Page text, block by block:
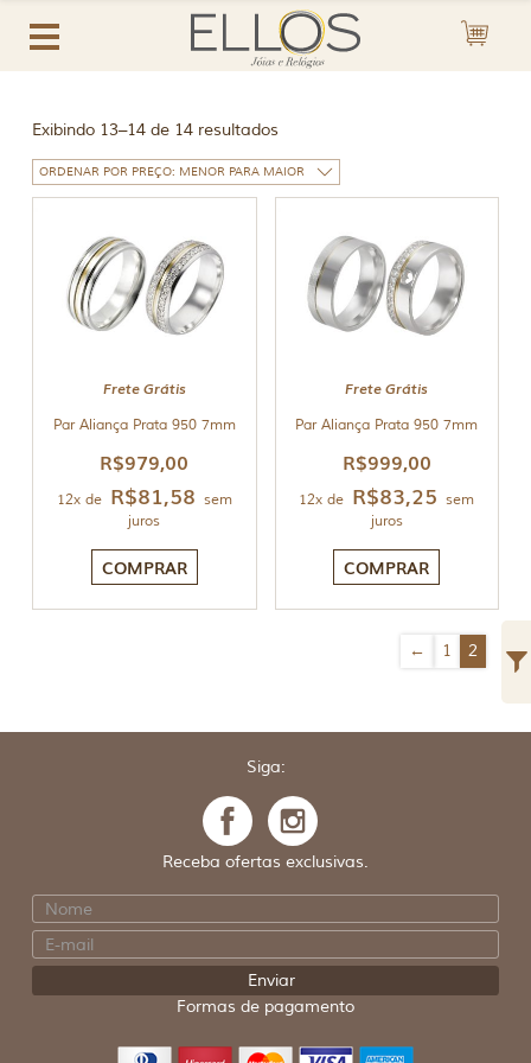
Exibindo 13–14 de 14 resultados
Frete Grátis
Par Aliança Prata 950 7mm
R$979,00
12x de R$81,58 sem
juros
COMPRAR
Frete Grátis
Par Aliança Prata 950 7mm
R$999,00
12x de R$83,25 sem
juros
COMPRAR
← 1 2
Siga:
Receba ofertas exclusivas.
Formas de pagamento